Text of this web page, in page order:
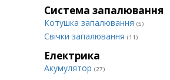
Система запалювання
Котушка запалювання (5)
Свічки запалювання (11)
Електрика
Акумулятор (27)